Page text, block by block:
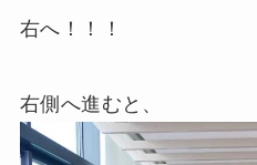
右へ！！！
右側へ進むと、